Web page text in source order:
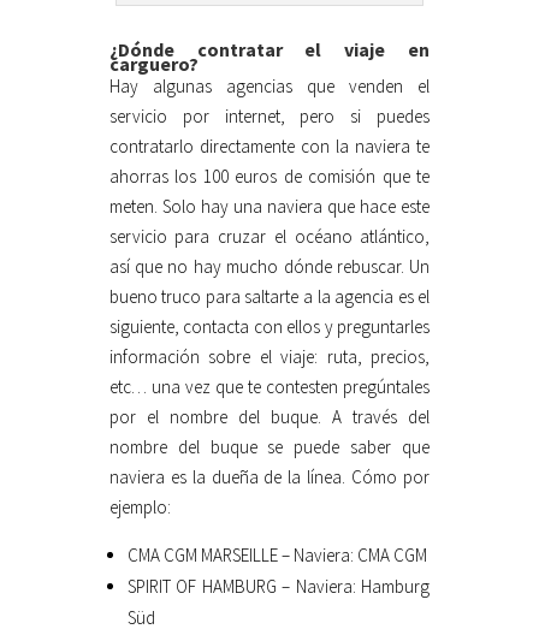
¿Dónde contratar el viaje en
carguero?
Hay algunas agencias que venden el
servicio por internet, pero si puedes
contratarlo directamente con la naviera te
ahorras los 100 euros de comisión que te
meten. Solo hay una naviera que hace este
servicio para cruzar el océano atlántico,
así que no hay mucho dónde rebuscar. Un
bueno truco para saltarte a la agencia es el
siguiente, contacta con ellos y preguntarles
información sobre el viaje: ruta, precios,
etc… una vez que te contesten pregúntales
por el nombre del buque. A través del
nombre del buque se puede saber que
naviera es la dueña de la línea. Cómo por
ejemplo:
CMA CGM MARSEILLE – Naviera: CMA CGM
SPIRIT OF HAMBURG – Naviera: Hamburg
Süd